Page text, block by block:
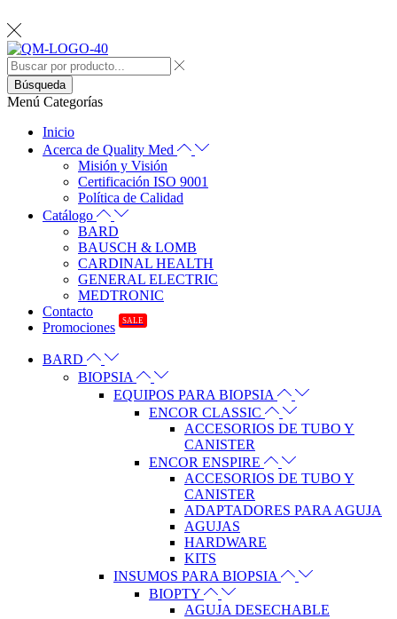
Búsqueda
Menú Categorías
Inicio
Acerca de Quality Med
Misión y Visión
Certificación ISO 9001
Política de Calidad
Catálogo
BARD
BAUSCH & LOMB
CARDINAL HEALTH
GENERAL ELECTRIC
MEDTRONIC
Contacto
Promociones
SALE
BARD
BIOPSIA
EQUIPOS PARA BIOPSIA
ENCOR CLASSIC
ACCESORIOS DE TUBO Y
CANISTER
ENCOR ENSPIRE
ACCESORIOS DE TUBO Y
CANISTER
ADAPTADORES PARA AGUJA
AGUJAS
HARDWARE
KITS
INSUMOS PARA BIOPSIA
BIOPTY
AGUJA DESECHABLE